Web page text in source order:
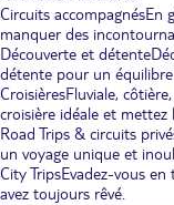
Circuits accompagnésEn
manquer des
Découverte et détente
détente pour un
CroisièresFluviale,
croisière idéale et mettez
Road Trips & circuits
un voyage unique et
City TripsEvadez-vous
avez toujours rêvé.